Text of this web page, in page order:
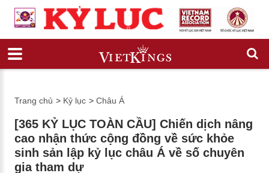
Trang chủ > Kỷ lục > Châu Á
[365 KỶ LỤC TOÀN CẦU] Chiến dịch nâng
cao nhận thức cộng đồng về sức khỏe
sinh sản lập kỷ lục châu Á về số chuyên
gia tham dự